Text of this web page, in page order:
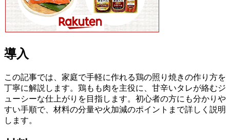
導入
この記事では、家庭で手軽に作れる鶏の照り焼きの作り方を
丁寧に解説します。鶏もも肉を主役に、甘辛いタレが絡むジ
ューシーな仕上がりを目指します。初心者の方にも分かりや
すい手順で、材料の分量や火加減のポイントまで詳しく説明
します。